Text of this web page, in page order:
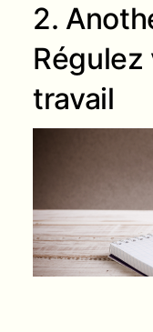
2.
travail